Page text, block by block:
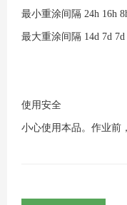
最小重涂间隔 24h 16h
最大重涂间隔 14d 7d 7d
使用安全
小心使用本品。作业前